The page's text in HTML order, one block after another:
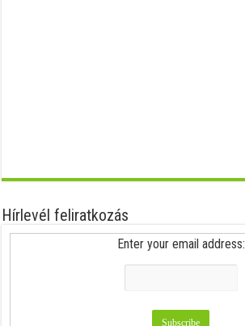
Hírlevél feliratkozás
Enter your email address: